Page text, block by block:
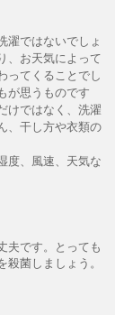
濯ではないでしょ
、お天気によって
ってくることでし
が思うものです
けではなく、洗濯
、干し方や衣類の
度、風速、天気な
夫です。とっても
菌しましょう。